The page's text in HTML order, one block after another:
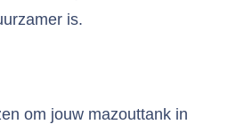
is.
om jouw mazouttank in